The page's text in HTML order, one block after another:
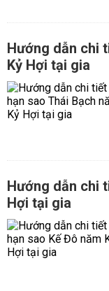
Hướng dẫn chi
Kỷ Hợi tại gia
Hướng dẫn chi
Hợi tại gia